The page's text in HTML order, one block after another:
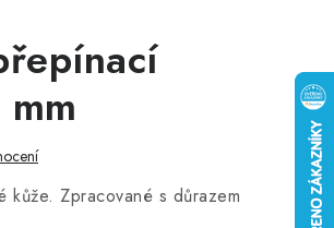
kůže. Zpracované s důrazem